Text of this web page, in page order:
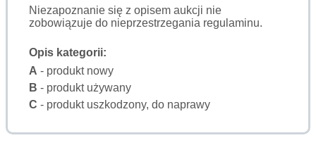
Niezapoznanie się z opisem aukcji nie
zobowiązuje do nieprzestrzegania regulaminu.
Opis kategorii:
A - produkt nowy
B - produkt używany
C - produkt uszkodzony, do naprawy